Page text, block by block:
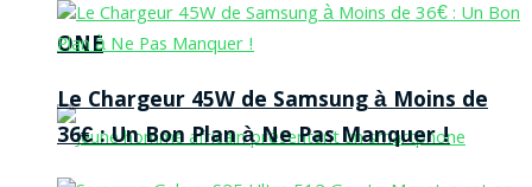
ONE
Le Chargeur 45W de Samsung à Moins de
36€ : Un Bon Plan à Ne Pas Manquer !